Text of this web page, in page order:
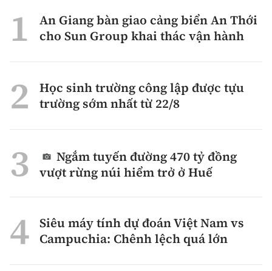
An Giang bàn giao cảng biển An Thới
cho Sun Group khai thác vận hành
Học sinh trường công lập được tựu
trường sớm nhất từ 22/8
Ngắm tuyến đường 470 tỷ đồng
vượt rừng núi hiểm trở ở Huế
Siêu máy tính dự đoán Việt Nam vs
Campuchia: Chênh lệch quá lớn